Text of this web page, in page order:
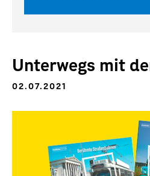
Unterwegs mit
02.07.2021